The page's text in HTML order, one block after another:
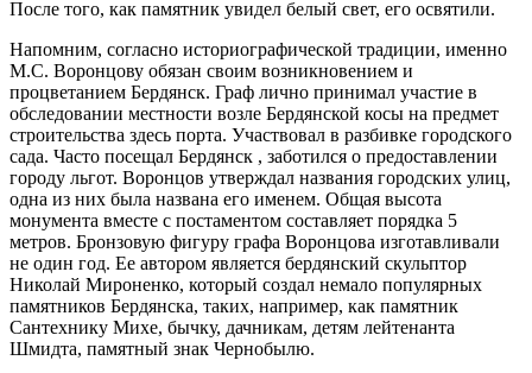
После того, как памятник увидел белый свет, его освятили.
Напомним, согласно историографической традиции, именно
М.С. Воронцову обязан своим возникновением и
процветанием Бердянск. Граф лично принимал участие в
обследовании местности возле Бердянской косы на предмет
строительства здесь порта. Участвовал в разбивке городского
сада. Часто посещал Бердянск , заботился о предоставлении
городу льгот. Воронцов утверждал названия городских улиц,
одна из них была названа его именем. Общая высота
монумента вместе с постаментом составляет порядка 5
метров. Бронзовую фигуру графа Воронцова изготавливали
не один год. Ее автором является бердянский скульптор
Николай Мироненко, который создал немало популярных
памятников Бердянска, таких, например, как памятник
Сантехнику Михе, бычку, дачникам, детям лейтенанта
Шмидта, памятный знак Чернобылю.